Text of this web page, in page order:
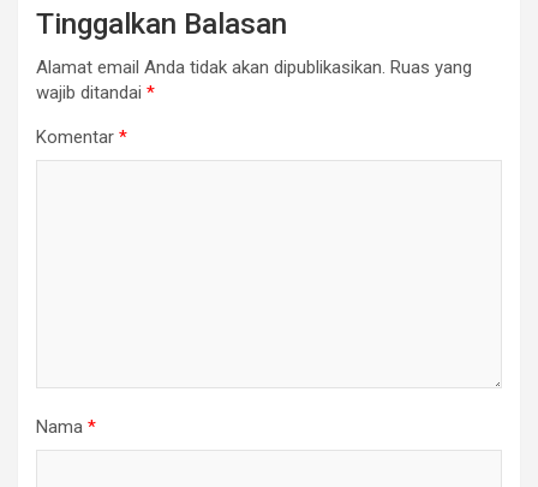
Tinggalkan Balasan
Alamat email Anda tidak akan dipublikasikan. Ruas yang
wajib ditandai *
Komentar *
Nama *